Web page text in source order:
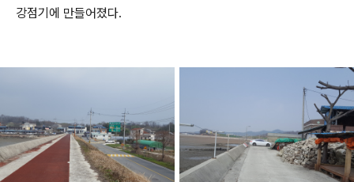
강점기에 만들어졌다.